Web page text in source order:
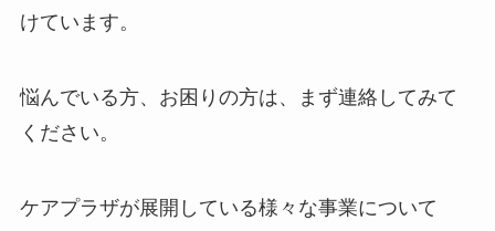
けています。
悩んでいる方、お困りの方は、まず連絡してみて
ください。
ケアプラザが展開している様々な事業について